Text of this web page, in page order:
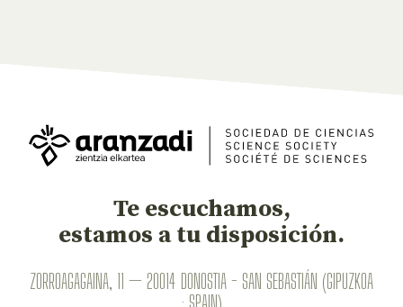
Te escuchamos,
estamos a tu disposición.
ZORROAGAGAINA, 11 — 20014 DONOSTIA - SAN SEBASTIÁN (GIPUZKOA